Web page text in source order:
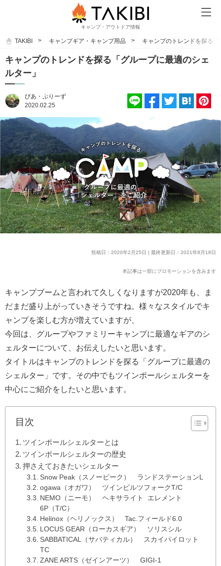
キャンプ・アウトドア情報
TAKIBI キャンプギア・キャンプ用品 キャンプのトレンドを探る
キャンプのトレンドを探る「グループに最適のシェ
ルター」
びあ・ぷりーず
2020.02.25
投稿日：2020年2月25日 | 最終更新日：2021年8月18日
本記事は一部にプロモーションを含みます
キャンプブームと言われて久しくなりますが2020年も、ま
だまだ盛り上がっていきそうですね。様々なスタイルでキ
ャンプを楽しむ方が増えていますが、
今回は、グループやファミリーキャンプに最適なギアのシ
ェルターについて、お伝えしたいと思います。
タイトルはキャンプのトレンドを探る「グループに最適の
シェルター」です。その中でもツインポールシェルターを
中心にご紹介をしたいと思います。
目次
ツインポールシェルターとは
ツインポールシェルターの歴史
押さえておきたいシェルター
Snow Peak（スノーピーク） ランドステーションL
ogawa（オガワ） ツインピルツフォークT/C
NEMO（ニーモ） ヘキサライト エレメント
6P（T/C）
Helinox（ヘリノックス） Tac.フィールド6.0
LOCUS GEAR（ローカスギア） ソリスシル
SABBATICAL（サバティカル） スカイパイロット
TC
ZANE ARTS（ゼインアーツ） GIGI-1